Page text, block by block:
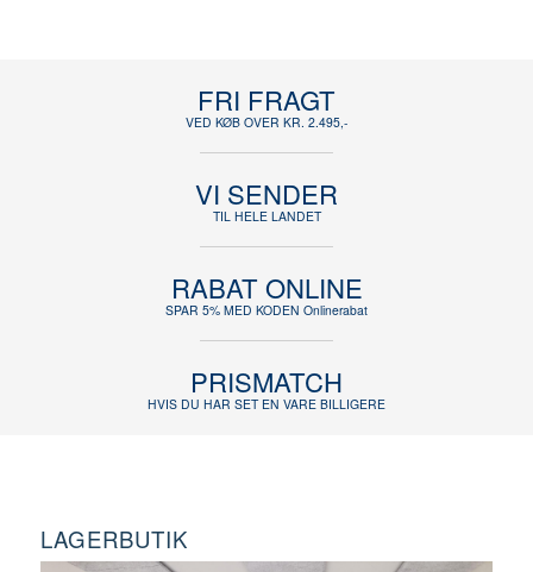
FRI FRAGT
VED KØB OVER KR. 2.495,-
VI SENDER
TIL HELE LANDET
RABAT ONLINE
SPAR 5% MED KODEN Onlinerabat
PRISMATCH
HVIS DU HAR SET EN VARE BILLIGERE
LAGERBUTIK